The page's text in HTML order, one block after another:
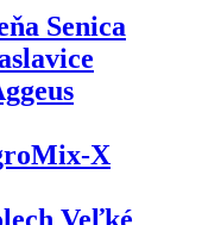
Senica
X